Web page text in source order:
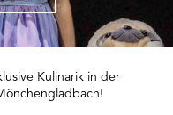
Kulinarik in der